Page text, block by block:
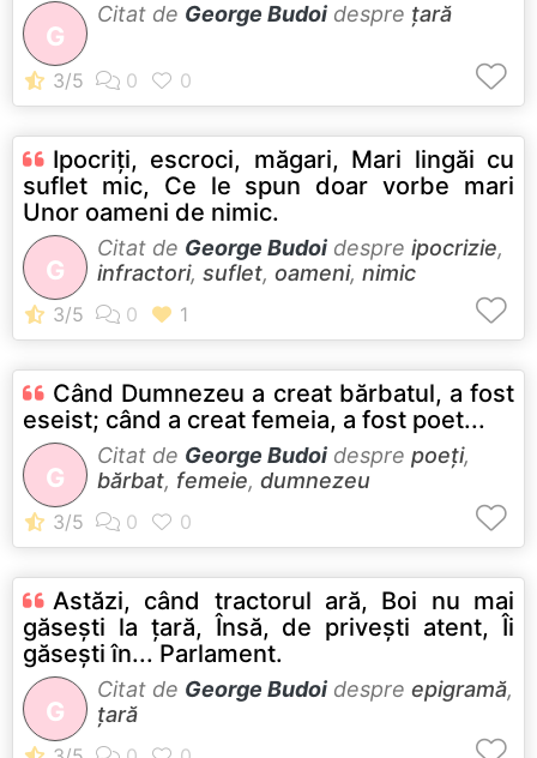
G
Citat de George Budoi despre țară
Ipocriţi, escroci, măgari, Mari lingăi cu
suflet mic, Ce le spun doar vorbe mari
Unor oameni de nimic.
G
Citat de George Budoi despre ipocrizie,
infractori, suflet, oameni, nimic
Când Dumnezeu a creat bărbatul, a fost
eseist; când a creat femeia, a fost poet...
G
Citat de George Budoi despre poeți,
bărbat, femeie, dumnezeu
Astăzi, când tractorul ară, Boi nu mai
găseşti la ţară, Însă, de priveşti atent, Îi
găseşti în... Parlament.
G
Citat de George Budoi despre epigramă,
țară